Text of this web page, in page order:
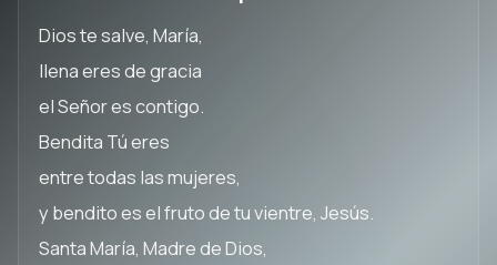
Dios te salve, María,
llena eres de gracia
el Señor es contigo.
Bendita Tú eres
entre todas las mujeres,
y bendito es el fruto de tu vientre, Jesús.
Santa María, Madre de Dios,